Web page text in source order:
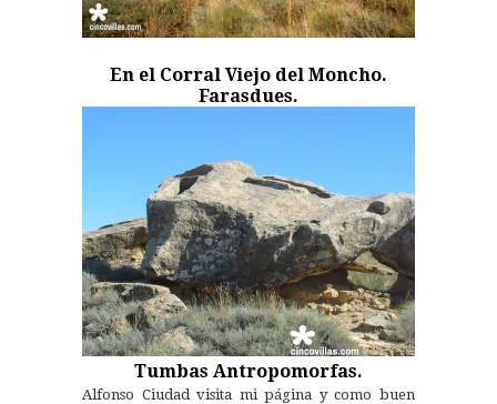
En el Corral Viejo del Moncho.
Farasdues.
Tumbas Antropomorfas.
Alfonso Ciudad visita mi página y como buen